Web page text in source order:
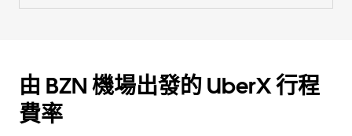
由 BZN 機場出發的 UberX 行程
費率